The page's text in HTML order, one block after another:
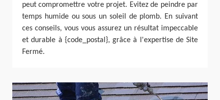
peut compromettre votre projet. Evitez de peindre par
temps humide ou sous un soleil de plomb. En suivant
ces conseils, vous vous assurez un résultat impeccable
et durable à {code_postal}, grâce à l'expertise de Site
Fermé.